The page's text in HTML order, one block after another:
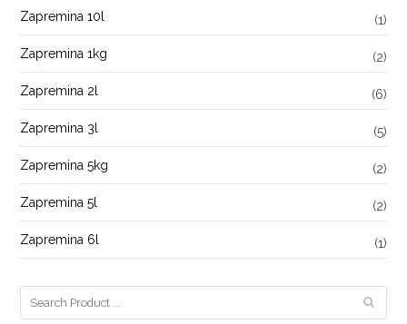
Zapremina 10l (1)
Zapremina 1kg (2)
Zapremina 2l (6)
Zapremina 3l (5)
Zapremina 5kg (2)
Zapremina 5l (2)
Zapremina 6l (1)